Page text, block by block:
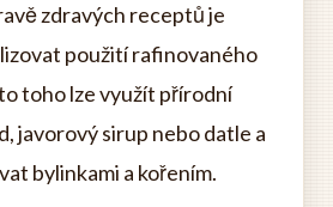
zdravých receptů je
použití rafinovaného
toho lze využít přírodní
javorový sirup nebo datle a
bylinkami a kořením.